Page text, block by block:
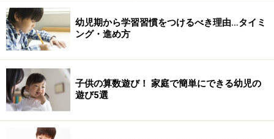
幼児期から学習習慣をつけるべき理由…タイミ
ング・進め方
子供の算数遊び！ 家庭で簡単にできる幼児の
遊び5選